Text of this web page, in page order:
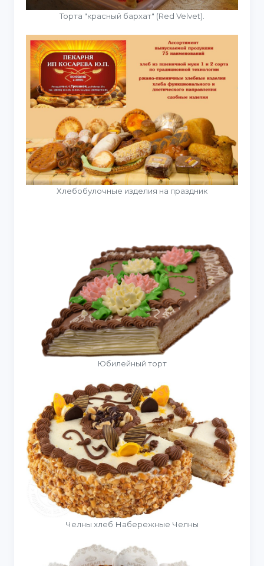
Торта "красный бархат" (Red Velvet).
Хлебобулочные изделия на праздник
Юбилейный торт
Челны хлеб Набережные Челны